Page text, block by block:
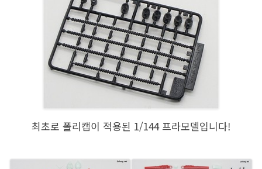
최초로 폴리캡이 적용된 1/144 프라모델입니다!